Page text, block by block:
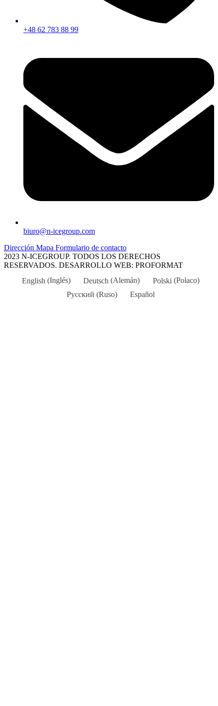
+48 62 783 88 99
biuro@n-icegroup.com
Dirección Mapa Formulario de contacto
2023 N-ICEGROUP. TODOS LOS DERECHOS
RESERVADOS. DESARROLLO WEB: PROFORMAT
English (Inglés) Deutsch (Alemán) Polski (Polaco)
Русский (Ruso) Español